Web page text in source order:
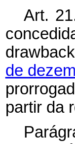
Art.
drawback
de
partir da